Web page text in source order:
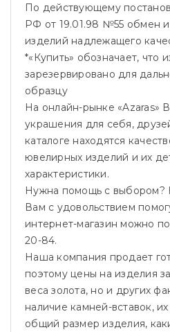
По действующему
РФ от 19.01.98 №55 обмен
изделий надлежащего
*«Купить» обозначает, что
зарезервировано для
образцу
На онлайн-рынке «Azaras»
украшения для себя,
каталоге находятся
ювелирных изделий и их
характеристики.
Нужна помощь с
Вам с удовольствием
интернет-магазин можно
20-84.
Наша компания продает
поэтому цены на изделия
веса золота, но и других
наличие камней-вставок,
общий размер изделия,